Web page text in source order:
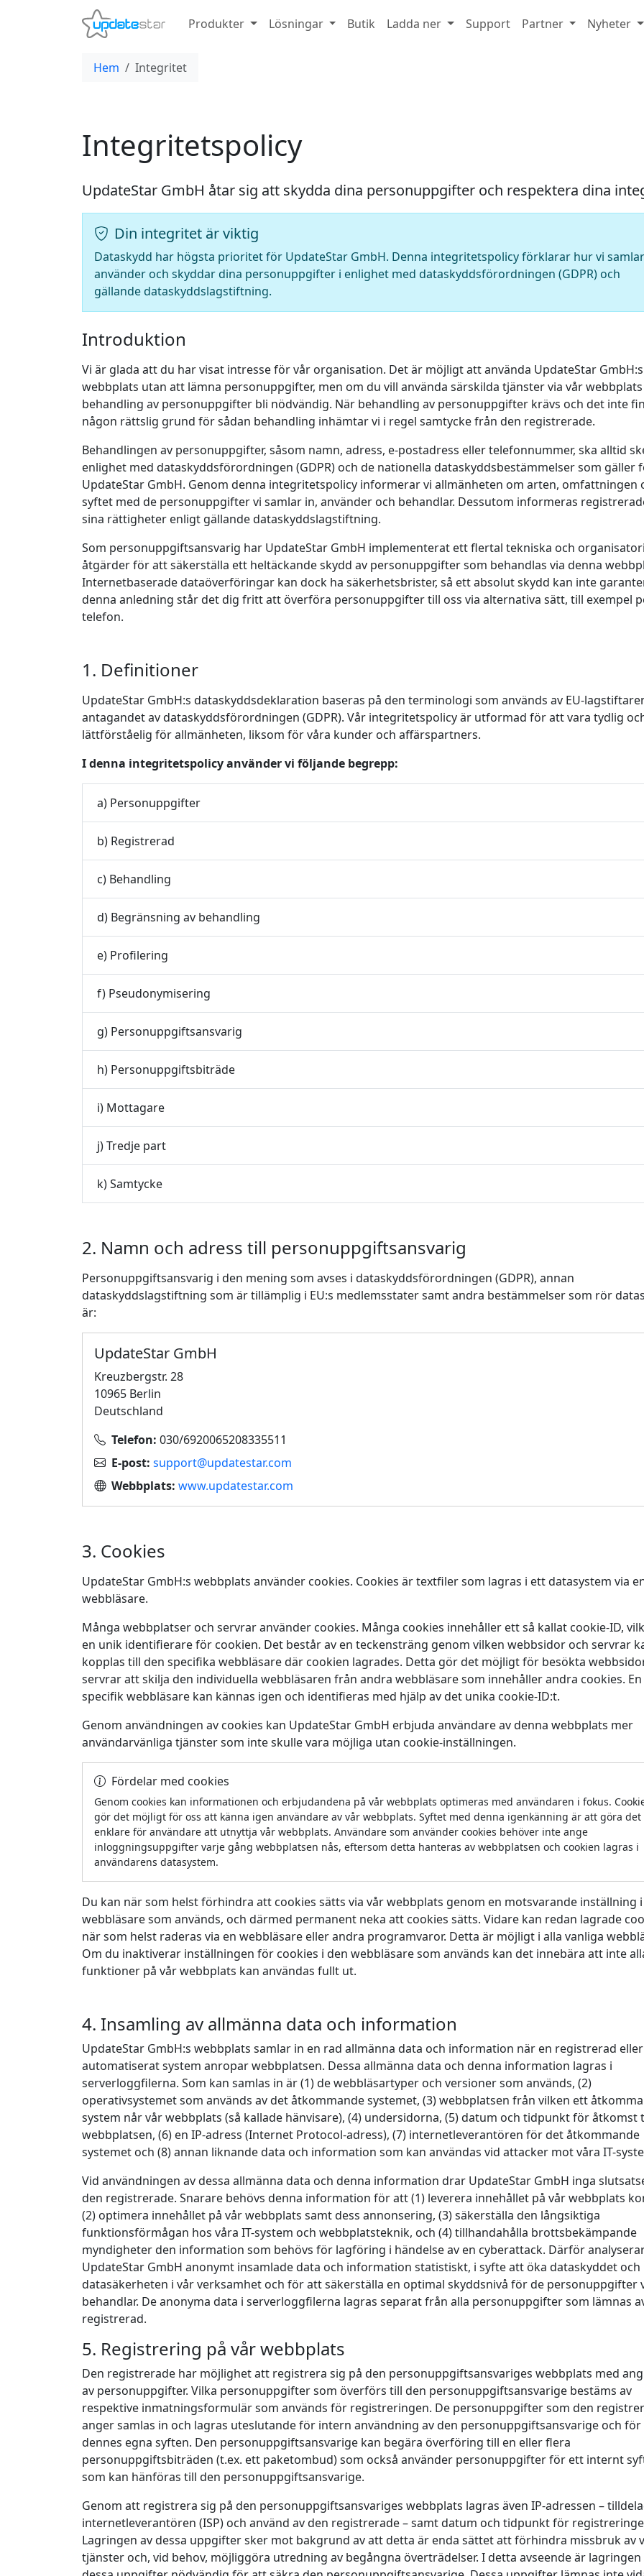
Produkter Lösningar Butik Ladda ner Support Partner Nyheter
Hem Integritet
Integritetspolicy
UpdateStar GmbH åtar sig att skydda dina personuppgifter och respektera dina
Din integritet är viktig
Dataskydd har högsta prioritet för UpdateStar GmbH. Denna integritetspolicy förklarar hur vi
använder och skyddar dina personuppgifter i enlighet med dataskyddsförordningen (GDPR) och
gällande dataskyddslagstiftning.
Introduktion
Vi är glada att du har visat intresse för vår organisation. Det är möjligt att använda UpdateStar GmbH:s
webbplats utan att lämna personuppgifter, men om du vill använda särskilda tjänster via vår
behandling av personuppgifter bli nödvändig. När behandling av personuppgifter krävs och det inte
någon rättslig grund för sådan behandling inhämtar vi i regel samtycke från den registrerade.
Behandlingen av personuppgifter, såsom namn, adress, e-postadress eller telefonnummer, ska alltid
enlighet med dataskyddsförordningen (GDPR) och de nationella dataskyddsbestämmelser som gäller
UpdateStar GmbH. Genom denna integritetspolicy informerar vi allmänheten om arten, omfattningen
syftet med de personuppgifter vi samlar in, använder och behandlar. Dessutom informeras
sina rättigheter enligt gällande dataskyddslagstiftning.
Som personuppgiftsansvarig har UpdateStar GmbH implementerat ett flertal tekniska och
åtgärder för att säkerställa ett heltäckande skydd av personuppgifter som behandlas via denna
Internetbaserade dataöverföringar kan dock ha säkerhetsbrister, så ett absolut skydd kan inte
denna anledning står det dig fritt att överföra personuppgifter till oss via alternativa sätt, till exempel
telefon.
1. Definitioner
UpdateStar GmbH:s dataskyddsdeklaration baseras på den terminologi som används av
antagandet av dataskyddsförordningen (GDPR). Vår integritetspolicy är utformad för att vara tydlig
lättförståelig för allmänheten, liksom för våra kunder och affärspartners.
I denna integritetspolicy använder vi följande begrepp:
a) Personuppgifter
b) Registrerad
c) Behandling
d) Begränsning av behandling
e) Profilering
f) Pseudonymisering
g) Personuppgiftsansvarig
h) Personuppgiftsbiträde
i) Mottagare
j) Tredje part
k) Samtycke
2. Namn och adress till personuppgiftsansvarig
Personuppgiftsansvarig i den mening som avses i dataskyddsförordningen (GDPR), annan
dataskyddslagstiftning som är tillämplig i EU:s medlemsstater samt andra bestämmelser som rör
är:
UpdateStar GmbH
Kreuzbergstr. 28
10965 Berlin
Deutschland
Telefon: 030/6920065208335511
E-post: support@updatestar.com
Webbplats: www.updatestar.com
3. Cookies
UpdateStar GmbH:s webbplats använder cookies. Cookies är textfiler som lagras i ett datasystem via
webbläsare.
Många webbplatser och servrar använder cookies. Många cookies innehåller ett så kallat cookie-ID,
en unik identifierare för cookien. Det består av en teckensträng genom vilken webbsidor och servrar
kopplas till den specifika webbläsare där cookien lagrades. Detta gör det möjligt för besökta
servrar att skilja den individuella webbläsaren från andra webbläsare som innehåller andra cookies. En
specifik webbläsare kan kännas igen och identifieras med hjälp av det unika cookie-ID:t.
Genom användningen av cookies kan UpdateStar GmbH erbjuda användare av denna webbplats mer
användarvänliga tjänster som inte skulle vara möjliga utan cookie-inställningen.
Fördelar med cookies
Genom cookies kan informationen och erbjudandena på vår webbplats optimeras med användaren i fokus.
gör det möjligt för oss att känna igen användare av vår webbplats. Syftet med denna igenkänning är att göra det
enklare för användare att utnyttja vår webbplats. Användare som använder cookies behöver inte ange
inloggningsuppgifter varje gång webbplatsen nås, eftersom detta hanteras av webbplatsen och cookien lagras i
användarens datasystem.
Du kan när som helst förhindra att cookies sätts via vår webbplats genom en motsvarande inställning
webbläsare som används, och därmed permanent neka att cookies sätts. Vidare kan redan lagrade
när som helst raderas via en webbläsare eller andra programvaror. Detta är möjligt i alla vanliga
Om du inaktiverar inställningen för cookies i den webbläsare som används kan det innebära att inte
funktioner på vår webbplats kan användas fullt ut.
4. Insamling av allmänna data och information
UpdateStar GmbH:s webbplats samlar in en rad allmänna data och information när en registrerad
automatiserat system anropar webbplatsen. Dessa allmänna data och denna information lagras i
serverloggfilerna. Som kan samlas in är (1) de webbläsartyper och versioner som används, (2)
operativsystemet som används av det åtkommande systemet, (3) webbplatsen från vilken ett
system når vår webbplats (så kallade hänvisare), (4) undersidorna, (5) datum och tidpunkt för åtkomst
webbplatsen, (6) en IP-adress (Internet Protocol-adress), (7) internetleverantören för det åtkommande
systemet och (8) annan liknande data och information som kan användas vid attacker mot våra IT-
Vid användningen av dessa allmänna data och denna information drar UpdateStar GmbH inga
den registrerade. Snarare behövs denna information för att (1) leverera innehållet på vår webbplats
(2) optimera innehållet på vår webbplats samt dess annonsering, (3) säkerställa den långsiktiga
funktionsförmågan hos våra IT-system och webbplatsteknik, och (4) tillhandahålla brottsbekämpande
myndigheter den information som behövs för lagföring i händelse av en cyberattack. Därför
UpdateStar GmbH anonymt insamlade data och information statistiskt, i syfte att öka dataskyddet och
datasäkerheten i vår verksamhet och för att säkerställa en optimal skyddsnivå för de personuppgifter
behandlar. De anonyma data i serverloggfilerna lagras separat från alla personuppgifter som lämnas
registrerad.
5. Registrering på vår webbplats
Den registrerade har möjlighet att registrera sig på den personuppgiftsansvariges webbplats med
av personuppgifter. Vilka personuppgifter som överförs till den personuppgiftsansvarige bestäms av
respektive inmatningsformulär som används för registreringen. De personuppgifter som den
anger samlas in och lagras uteslutande för intern användning av den personuppgiftsansvarige och för
dennes egna syften. Den personuppgiftsansvarige kan begära överföring till en eller flera
personuppgiftsbiträden (t.ex. ett paketombud) som också använder personuppgifter för ett internt
som kan hänföras till den personuppgiftsansvarige.
Genom att registrera sig på den personuppgiftsansvariges webbplats lagras även IP-adressen –
internetleverantören (ISP) och använd av den registrerade – samt datum och tidpunkt för
Lagringen av dessa uppgifter sker mot bakgrund av att detta är enda sättet att förhindra missbruk av
tjänster och, vid behov, möjliggöra utredning av begångna överträdelser. I detta avseende är lagringen